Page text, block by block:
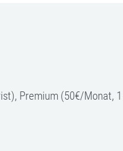
Premium (50€/Monat,